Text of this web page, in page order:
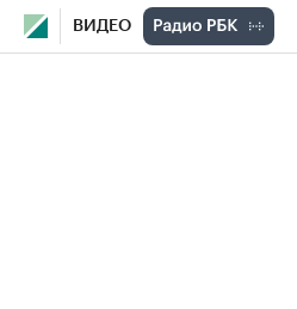
ВИДЕО